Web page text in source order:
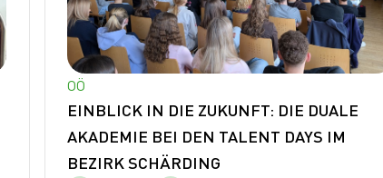
OÖ
EINBLICK IN DIE ZUKUNFT: DIE DUALE
AKADEMIE BEI DEN TALENT DAYS IM
BEZIRK SCHÄRDING